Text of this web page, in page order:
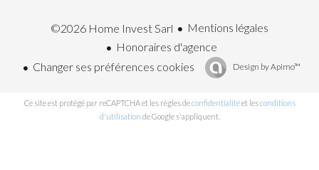
©2026 Home Invest Sarl
Mentions légales
Honoraires d'agence
Changer ses préférences cookies
Design byApimo™
Ce site est protégé par reCAPTCHA et les règles deconfidentialitéet lesconditions
d'utilisation de Google s'appliquent.